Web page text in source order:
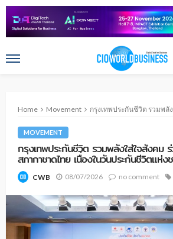
Home Movement กรุงเทพประกันชีวิต รวมพลังใส่ใจสังคม ร่วมบริจาคโลหิตแก่ส
MOVEMENT
กรุงเทพประกันชีวิต รวมพลังใส่ใจสังคม
สภากาชาดไทย เนื่องในวันประกันชีวิตแห่
CWB 08/07/2026 no comment